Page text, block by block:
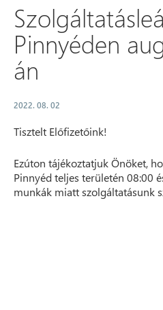
Pinnyéden
án
2022. 08. 02
Tisztelt Előfizetőink!
Ezúton tájékoztatjuk Önöket,
Pinnyéd teljes területén 08:00
munkák miatt szolgáltatásunk